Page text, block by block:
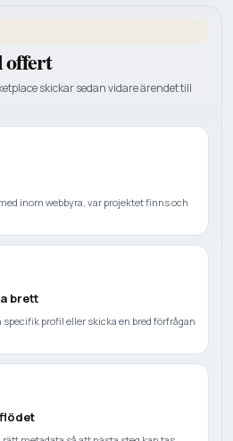
offert
skickar sedan vidare ärendet till
inom webbyra, var projektet finns och
brett
specifik profil eller skicka en bred förfrågan